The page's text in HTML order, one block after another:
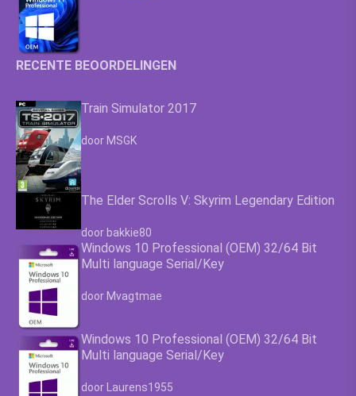
RECENTE BEOORDELINGEN
Train Simulator 2017
Waardering
door MSGK
The Elder Scrolls V: Skyrim Legendary Edition
Waardering4.63
door bakkie80
Windows 10 Professional (OEM) 32/64 Bit
Multi language Serial/Key
Waardering4.63
door Mvagtmae
Windows 10 Professional (OEM) 32/64 Bit
Multi language Serial/Key
Waardering4.63uit 5
door Laurens1955